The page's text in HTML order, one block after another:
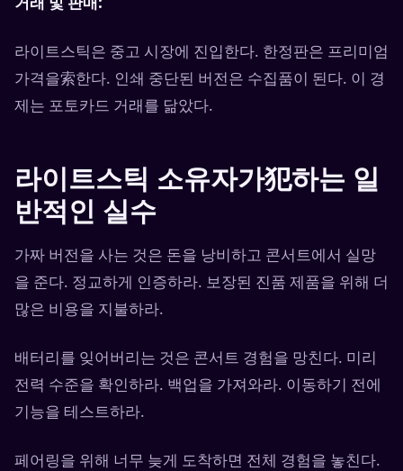
라이트스틱은 중고 시장에 진입한다. 한정판은 프리미엄
가격을索한다. 인쇄 중단된 버전은 수집품이 된다. 이 경
제는 포토카드 거래를 닮았다.
라이트스틱 소유자가犯하는 일
반적인 실수
가짜 버전을 사는 것은 돈을 낭비하고 콘서트에서 실망
을 준다. 정교하게 인증하라. 보장된 진품 제품을 위해 더
많은 비용을 지불하라.
배터리를 잊어버리는 것은 콘서트 경험을 망친다. 미리
전력 수준을 확인하라. 백업을 가져와라. 이동하기 전에
기능을 테스트하라.
페어링을 위해 너무 늦게 도착하면 전체 경험을 놓친다.